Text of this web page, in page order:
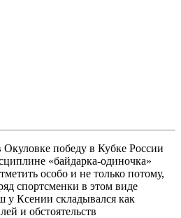
победу в Кубке России
«байдарка-одиночка»
особо и не только потому,
спортсменки в этом виде
Ксении складывался как
и обстоятельств